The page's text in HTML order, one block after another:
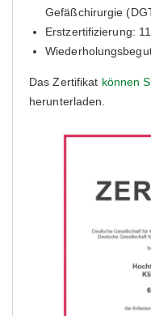
Gefäßchirurgie
Erstzertifizierung:
Das Zertifikat können
herunterladen.